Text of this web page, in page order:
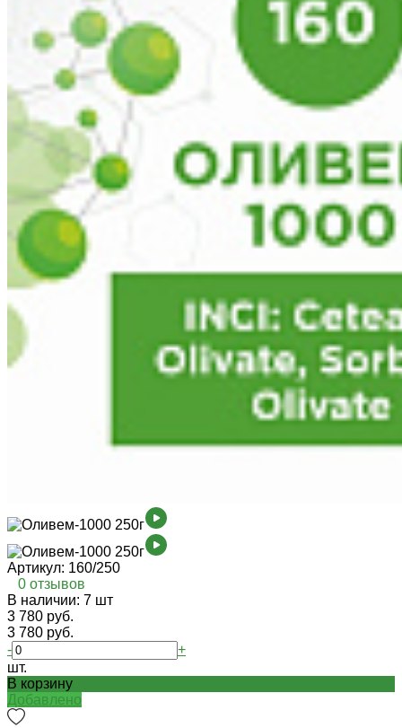
Артикул: 160/250
0 отзывов
В наличии: 7 шт
3 780 руб.
3 780 руб.
-
+
шт.
В корзину
Добавлено